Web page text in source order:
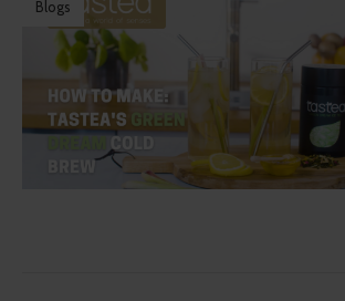
Blogs